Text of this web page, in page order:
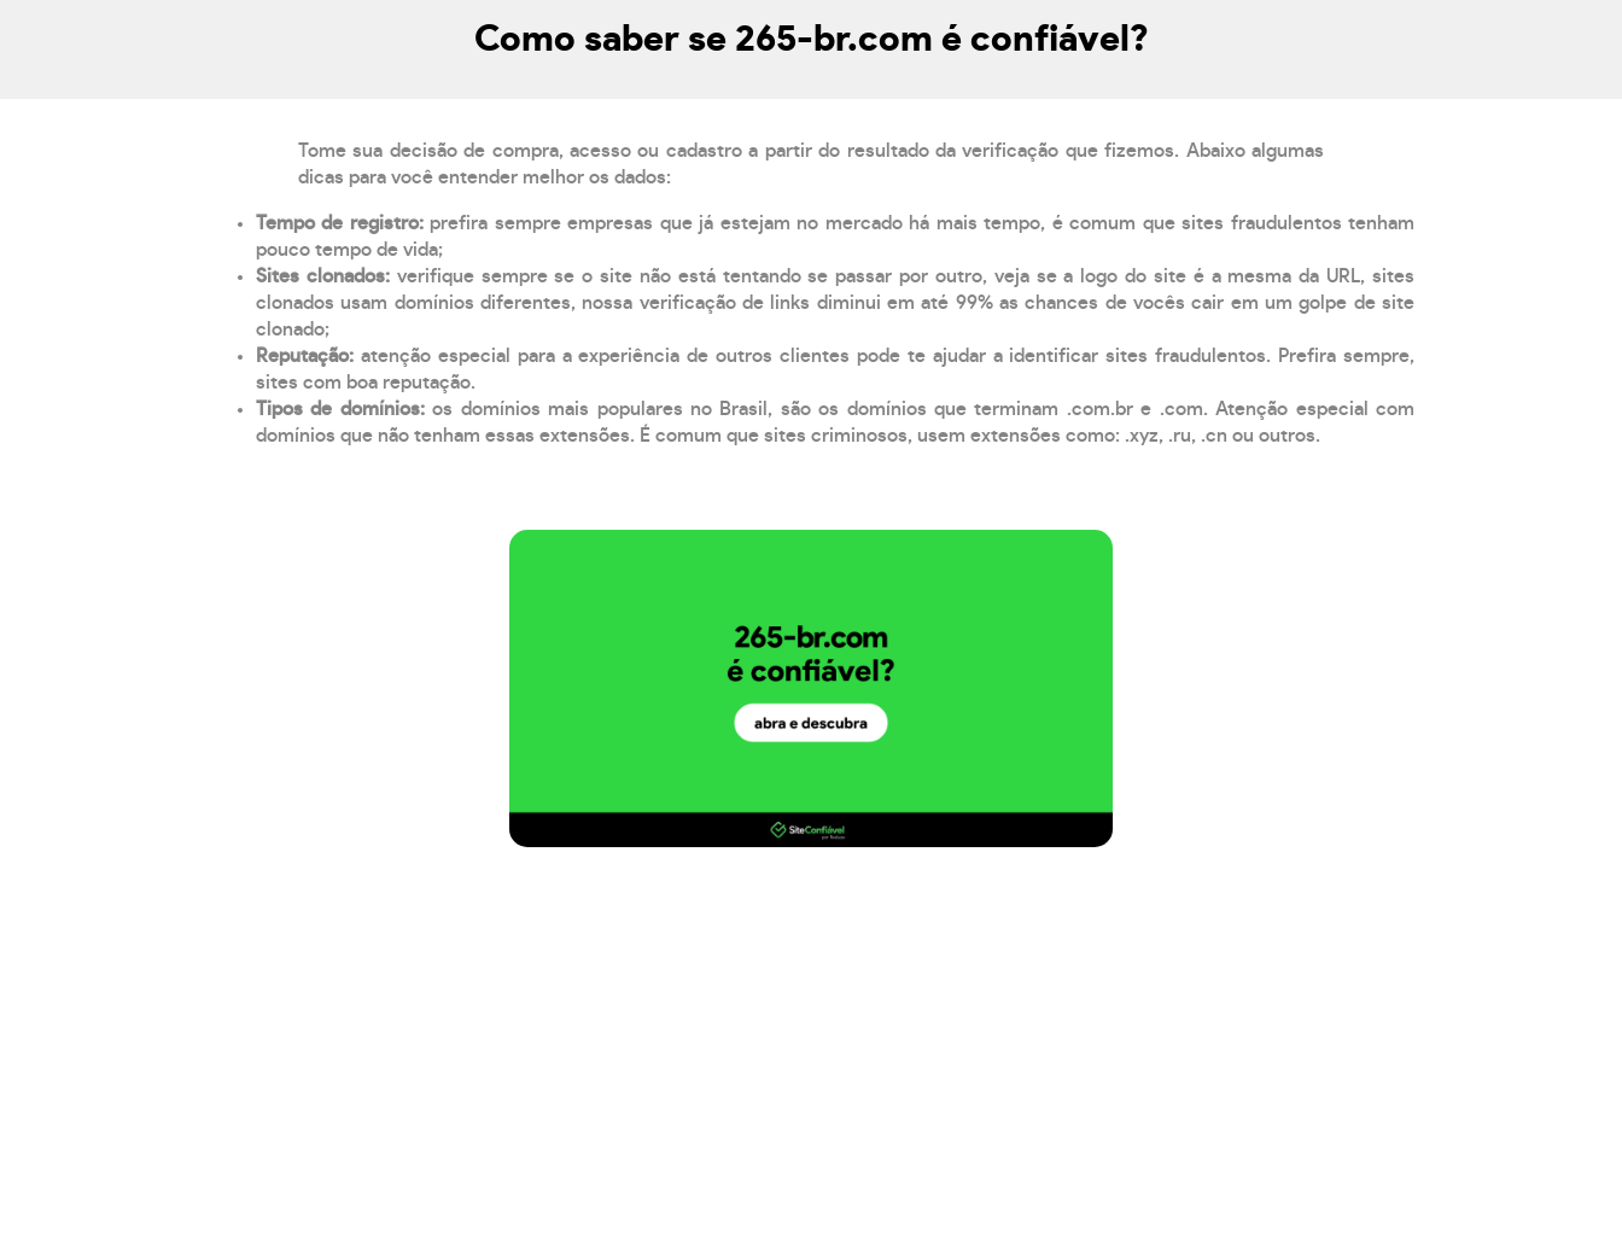
Como saber se 265-br.com é confiável?
Tome sua decisão de compra, acesso ou cadastro a partir do resultado da verificação que fizemos. Abaixo algumas
dicas para você entender melhor os dados:
Tempo de registro: prefira sempre empresas que já estejam no mercado há mais tempo, é comum que sites fraudulentos tenham
pouco tempo de vida;
Sites clonados: verifique sempre se o site não está tentando se passar por outro, veja se a logo do site é a mesma da URL, sites
clonados usam domínios diferentes, nossa verificação de links diminui em até 99% as chances de vocês cair em um golpe de site
clonado;
Reputação: atenção especial para a experiência de outros clientes pode te ajudar a identificar sites fraudulentos. Prefira sempre,
sites com boa reputação.
Tipos de domínios:os domínios mais populares no Brasil, são os domínios que terminam .com.br e .com. Atenção especial com
domínios que não tenham essas extensões. É comum que sites criminosos, usem extensões como: .xyz, .ru, .cn ou outros.